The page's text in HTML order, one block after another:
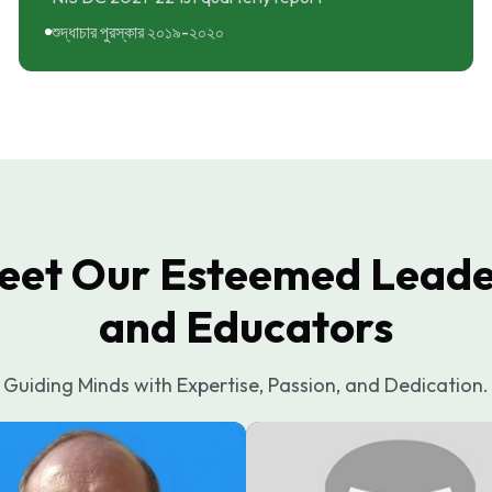
শুদ্ধাচার পুরস্কার ২০১৯-২০২০
Our Esteemed
and Educators
Guiding Minds with Expertise, Passion, and Dedication.